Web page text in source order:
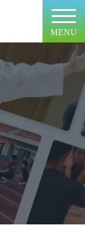
MENU